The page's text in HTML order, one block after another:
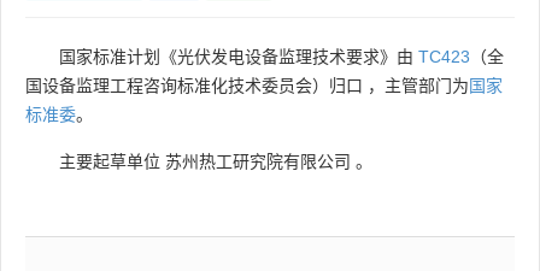
国家标准计划《光伏发电设备监理技术要求》由 TC423 （全
国设备监理工程咨询标准化技术委员会）归口 ，主管部门为国家
标准委。
主要起草单位 苏州热工研究院有限公司 。